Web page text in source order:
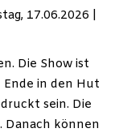
17.06.2026 |
Die Show ist
Ende in den Hut
sein. Die
Danach können